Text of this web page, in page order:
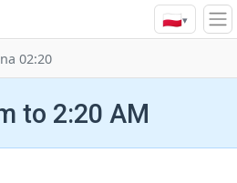
🇵🇱▾
02:20
to 2:20 AM